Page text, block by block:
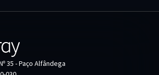
35 - Paço Alfândega